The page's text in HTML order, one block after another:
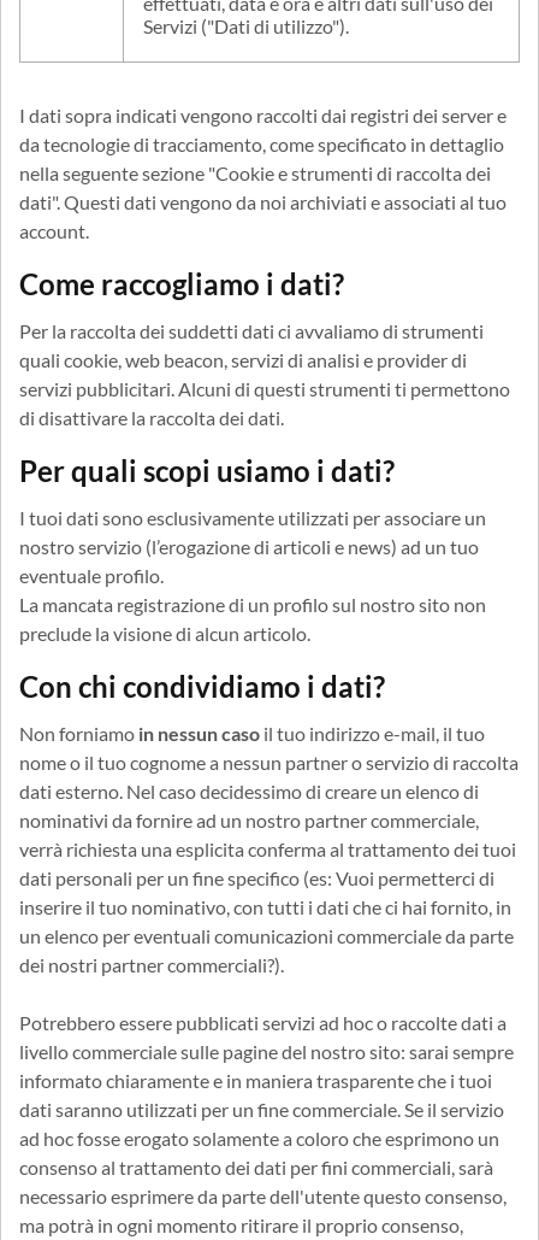
Servizi ("Dati di utilizzo").
I dati sopra indicati vengono raccolti dai registri dei server e
da tecnologie di tracciamento, come specificato in dettaglio
nella seguente sezione "Cookie e strumenti di raccolta dei
dati". Questi dati vengono da noi archiviati e associati al tuo
account.
Come raccogliamo i dati?
Per la raccolta dei suddetti dati ci avvaliamo di strumenti
quali cookie, web beacon, servizi di analisi e provider di
servizi pubblicitari. Alcuni di questi strumenti ti permettono
di disattivare la raccolta dei dati.
Per quali scopi usiamo i dati?
I tuoi dati sono esclusivamente utilizzati per associare un
nostro servizio (l’erogazione di articoli e news) ad un tuo
eventuale profilo.
La mancata registrazione di un profilo sul nostro sito non
preclude la visione di alcun articolo.
Con chi condividiamo i dati?
Non forniamo in nessun caso il tuo indirizzo e-mail, il tuo
nome o il tuo cognome a nessun partner o servizio di raccolta
dati esterno. Nel caso decidessimo di creare un elenco di
nominativi da fornire ad un nostro partner commerciale,
verrà richiesta una esplicita conferma al trattamento dei tuoi
dati personali per un fine specifico (es: Vuoi permetterci di
inserire il tuo nominativo, con tutti i dati che ci hai fornito, in
un elenco per eventuali comunicazioni commerciale da parte
dei nostri partner commerciali?).
Potrebbero essere pubblicati servizi ad hoc o raccolte dati a
livello commerciale sulle pagine del nostro sito: sarai sempre
informato chiaramente e in maniera trasparente che i tuoi
dati saranno utilizzati per un fine commerciale. Se il servizio
ad hoc fosse erogato solamente a coloro che esprimono un
consenso al trattamento dei dati per fini commerciali, sarà
necessario esprimere da parte dell'utente questo consenso,
ma potrà in ogni momento ritirare il proprio consenso,